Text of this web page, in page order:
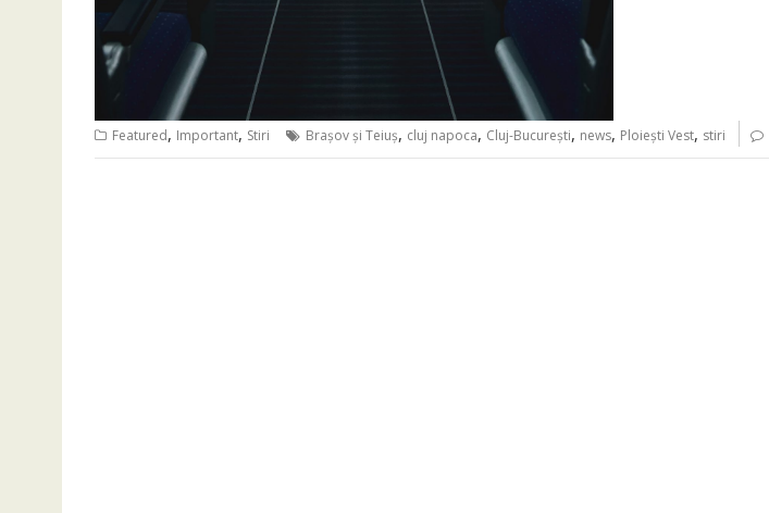
Featured, Important, Stiri Brașov și Teiuș, cluj napoca, Cluj-București, news, Ploiești Vest, stiri